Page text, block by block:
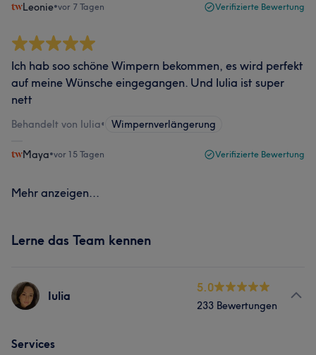
Leonie•vor 7 Tagen Verifizierte Bewertung
Ich hab soo schöne Wimpern bekommen, es wird perfekt
auf meine Wünsche eingegangen. Und Iulia ist super
nett
Behandelt von Iulia• Wimpernverlängerung
Maya•vor 15 Tagen Verifizierte Bewertung
Mehr anzeigen...
Lerne das Team kennen
Iulia
5.0
233 Bewertungen
Services